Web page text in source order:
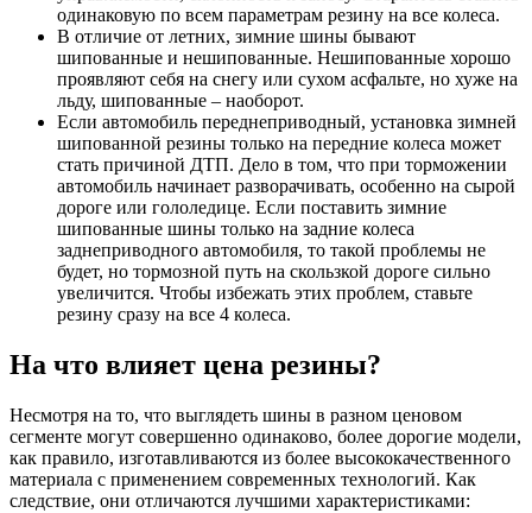
одинаковую по всем параметрам резину на все колеса.
В отличие от летних, зимние шины бывают
шипованные и нешипованные. Нешипованные хорошо
проявляют себя на снегу или сухом асфальте, но хуже на
льду, шипованные – наоборот.
Если автомобиль переднеприводный, установка зимней
шипованной резины только на передние колеса может
стать причиной ДТП. Дело в том, что при торможении
автомобиль начинает разворачивать, особенно на сырой
дороге или гололедице. Если поставить зимние
шипованные шины только на задние колеса
заднеприводного автомобиля, то такой проблемы не
будет, но тормозной путь на скользкой дороге сильно
увеличится. Чтобы избежать этих проблем, ставьте
резину сразу на все 4 колеса.
На что влияет цена резины?
Несмотря на то, что выглядеть шины в разном ценовом
сегменте могут совершенно одинаково, более дорогие модели,
как правило, изготавливаются из более высококачественного
материала с применением современных технологий. Как
следствие, они отличаются лучшими характеристиками: